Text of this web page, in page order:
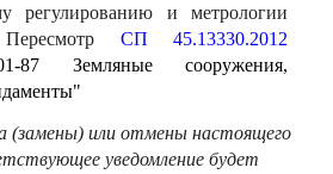
регулированию и метрологии
Пересмотр СП 45.13330.2012
87 Земляные сооружения,
(замены) или отмены настоящего
уведомление будет